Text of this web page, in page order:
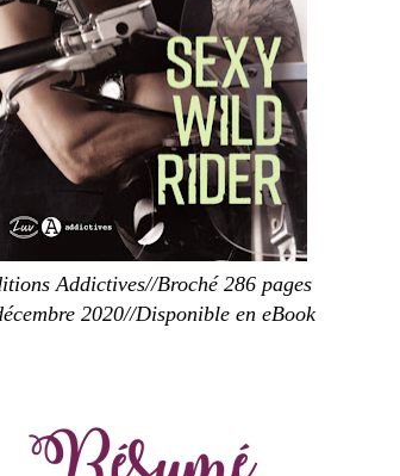
Addictives//Broché 286 pages
2020//Disponible en eBook